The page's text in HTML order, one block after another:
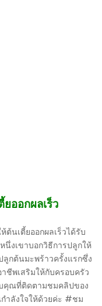
ออกผลเร็ว
นเตี้ยออกผลเร็วได้รับ
นึ่งเขาบอกวิธีการปลูกให้
ลูกต้นมะพร้าวครั้งแรกซึ่ง
ชีพเสริมให้กับครอบครัว
คุณที่ติดตามชมคลิปของ
ำลังใจให้ด้วยค่ะ #ชม